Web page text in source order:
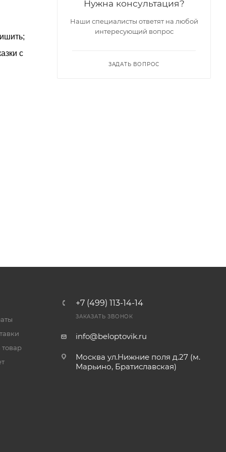
с
Нужна консультация?
Наши специалисты ответят на любой
интересующий вопрос
ЗАДАТЬ ВОПРОС
товар
+7 (499) 113-14-14
ЗАКАЗАТЬ ЗВОНОК
info@beloptovik.ru
Москва ул.Нижние поля д.27 (м.
Марьино, Братиславская)